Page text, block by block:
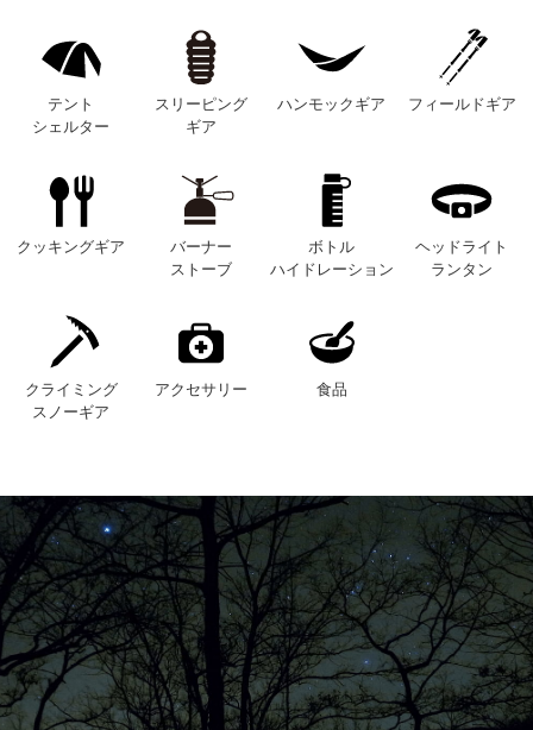
テント
シェルター
スリーピング
ギア
ハンモックギア フィールドギア
クッキングギア
バーナー
ストーブ
ボトル
ハイドレーション
ヘッドライト
ランタン
クライミング
スノーギア
アクセサリー 食品